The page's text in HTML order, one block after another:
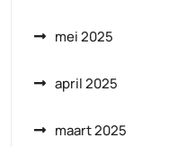
mei 2025
april 2025
maart 2025